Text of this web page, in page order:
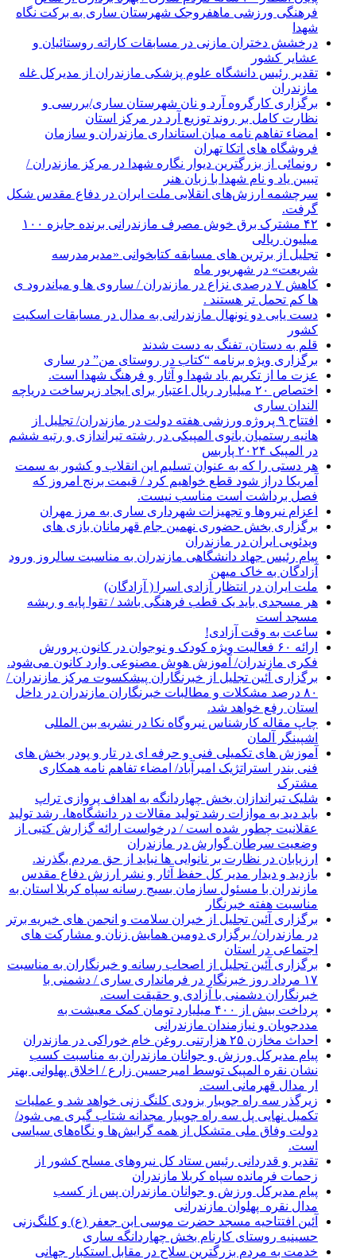
فرهنگی ورزشی ماهفروجک شهرستان ساری به برکت نگاه
شهدا
درخشش دختران مازنی در مسابقات کاراته روستائیان و
عشایر کشور
تقدیر رئیس دانشگاه علوم پزشکی مازندران از مدیرکل غله
مازندران
برگزاری کارگروه آرد و نان شهرستان ساری/بررسی و
نظارت کامل بر روند توزیع آرد در مرکز استان
امضاء تفاهم نامه میان استانداری مازندران و سازمان
فروشگاه های اتکا تهران
رونمائی از بزرگترین دیوار نگاره شهدا در مرکز مازندران /
تبیین یاد و نام شهدا با زبان هنر
سرچشمه ارزش‌های انقلابی ملت ایران در دفاع مقدس شکل
گرفت.
۴۲ مشترک برق خوش مصرف مازندرانی برنده جایزه ۱۰۰
میلیون ریالی
تجلیل از برترین های مسابقه کتابخوانی «مدیرمدرسه
شریعت» در شهریور ماه
کاهش ۷ درصدی نزاع در مازندران / ساروی ها و میاندرود ی
ها کم تحمل تر هستند‌ .
دست یابی دو نونهال مازندرانی به مدال در مسابقات اسکیت
کشور
قلم به دستان، تفنگ به دست شدند
برگزاری ویژه برنامه “کتاب در روستای من” در ساری
عزت ما از تکریم یاد شهدا و آثار و فرهنگ شهدا است.
اختصاص ۲۰ میلیارد ریال اعتبار برای ایجاد زیرساخت دریاچه
الندان ساری
افتتاح ۹ پروژه ورزشی هفته دولت در مازندران/ تجلیل از
هانیه رستمیان بانوی المپیکی در رشته تیراندازی و رتبه ششم
در المپیک ۲۰۲۴ پاربس
هر دستی را که به عنوان تسلیم این انقلاب و کشور به سمت
آمريکا دراز شود قطع خواهیم کرد / قیمت برنج امروز که
فصل برداشت است مناسب نیست.
اعزام نیروها و تجهیزات شهرداری ساری به مرز مهران
برگزاری بخش حضوری نهمین جام قهرمانان بازی های
ویدئویی ایران در مازندران
پیام رئیس جهاد دانشگاهی مازندران به مناسبت سالروز ورود
آزادگان به خاک میهن
ملت ایران در انتظار آزادی اسرا ( آزادگان)
هر مسجدی باید یک قطب فرهنگی باشد / تقوا پایه و ریشه
مسجد است
ساعت به وقت آزادی!
ارائه ۶۰ فعالیت ویژه کودک و نوجوان در کانون پرورش
فکری مازندران/ آموزش هوش مصنوعی وارد کانون می‌شود.
برگزاری آئین تجلیل از خبرنگاران پیشکسوت مرکز مازندران /
۸۰ درصد مشکلات و مطالبات خبرنگاران مازندران در داخل
استان رفع خواهد شد.
چاپ مقاله کارشناس نيروگاه نكا در نشریه بین المللی
اشپینگر آلمان
آموزش های تکمیلی فنی و حرفه ای در تار و پودر بخش های
فنی بندر استراتژیک امیرآباد/ امضاء تفاهم نامه همکاری
مشترک
شلیک تیراندازان بخش چهاردانگه به اهداف پروازی تراپ
باید دید به موازات رشد تولید مقالات در دانشگاه‌ها، رشد تولید
عقلانیت چطور شده است / درخواست ارائه گزارش کتبی از
وضعیت سرطان گوارش در مازندران
ارزیابان در نظارت بر نانوایی ها نباید از حق مردم بگذرند.
بازدید و دیدار مدیر کل حفظ آثار و نشر ارزش دفاع مقدس
مازندران با مسئول سازمان بسیج رسانه سپاه کربلا استان به
مناسبت هفته خبرنگار
برگزاری آئین تجلیل از خیران سلامت و انجمن های خیریه برتر
در مازندران/ برگزاری دومین همایش زنان و مشارکت های
اجتماعی در استان
برگزاری آئین تجلیل از اصحاب رسانه و خبرنگاران به مناسبت
۱۷ مرداد روز خبرنگار در فرمانداری ساری / دشمنی با
خبرنگاران دشمنی با آزادی و حقیقت است.
پرداخت بیش از ۴۰۰ میلیارد تومان کمک معیشت به
مددجویان و نیازمندان مازندرانی
احداث مخازن ۲۵ هزارتنی روغن خام خوراکی در مازندران
پیام مدیرکل ورزش و جوانان مازندران به مناسبت کسب
نشان نقره المپیک توسط امیرحسین زارع / اخلاق پهلوانی بهتر
ار مدال قهرمانی است.
زیرگذر سه راه جویبار بزودی کلنگ زنی خواهد شد و عملیات
تکمیل نهایی پل سه راه جویبار مجدانه شتاب گیری می شود/
دولت وفاق ملی متشکل از همه گرایش‌ها و نگاه‌های سیاسی
است.
تقدیر و قدردانی رئیس ستاد کل نیرو‌های مسلح کشور از
زحمات فرمانده سپاه کربلا مازندران
پیام مدیرکل ورزش و جوانان مازندران پس از کسب
مدال نقره پهلوان مازندرانی
آئین افتتاحیه مسجد حضرت موسی ابن جعفر (ع) و کلنگ‌زنی
حسینیه روستای کارنام بخش چهاردانگه ساری
خدمت به مردم بزرگترین سلاح در مقابل استکبار جهانی